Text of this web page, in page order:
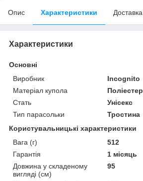
Опис Характеристики Доставка
Характеристики
Основні
Виробник
Incognito
Матеріал купола
Поліестер
Стать
Унісекс
Тип парасольки
Тростина
Користувальницькі характеристики
Вага (г)
512
Гарантія
1 місяць
Довжина у складеному
вигляді (см)
95